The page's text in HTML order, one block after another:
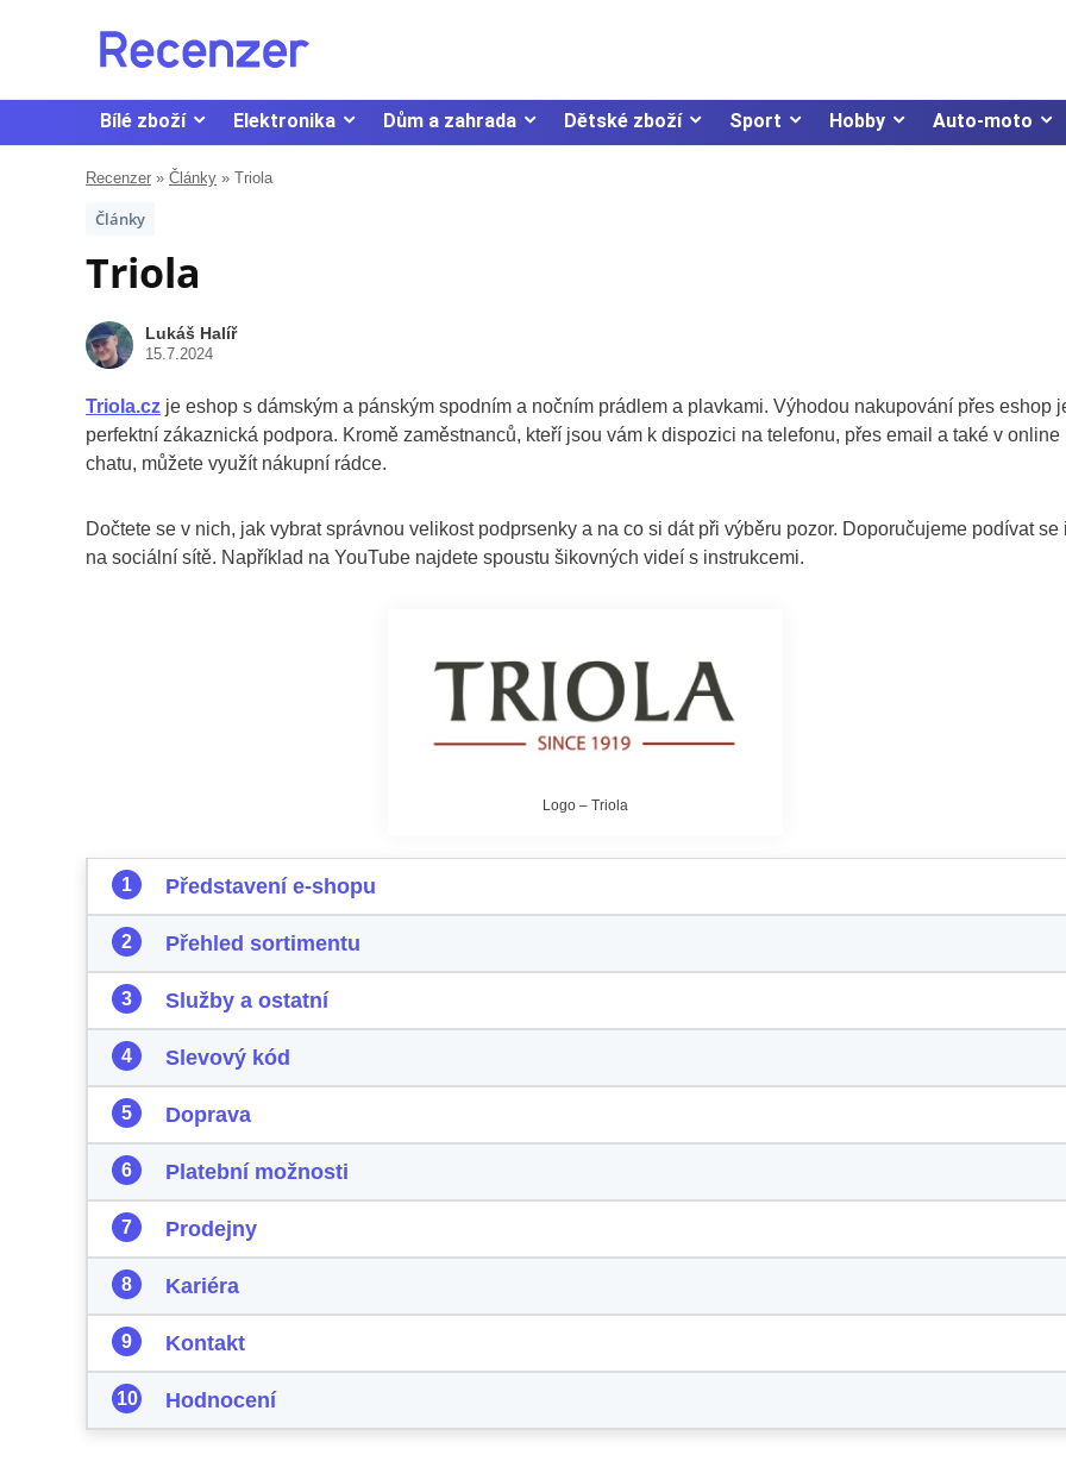
Bílé zboží Elektronika Dům a zahrada Dětské zboží Sport Hobby Auto-moto
Recenzer » Články » Triola
Články
Triola
Lukáš Halíř
15.7.2024
Triola.cz je eshop s dámským a pánským spodním a nočním prádlem a plavkami. Výhodou nakupování přes eshop
perfektní zákaznická podpora. Kromě zaměstnanců, kteří jsou vám k dispozici na telefonu, přes email a také v online
chatu, můžete využít nákupní rádce.
Dočtete se v nich, jak vybrat správnou velikost podprsenky a na co si dát při výběru pozor. Doporučujeme podívat se
na sociální sítě. Například na YouTube najdete spoustu šikovných videí s instrukcemi.
Logo – Triola
Představení e-shopu
Přehled sortimentu
Služby a ostatní
Slevový kód
Doprava
Platební možnosti
Prodejny
Kariéra
Kontakt
Hodnocení